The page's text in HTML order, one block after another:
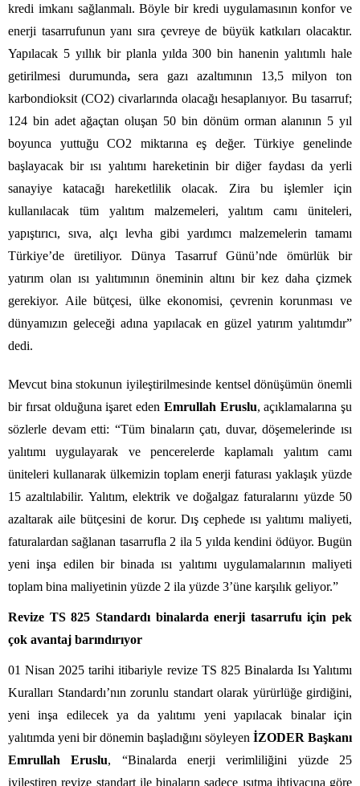
kredi imkanı sağlanmalı. Böyle bir kredi uygulamasının konfor ve
enerji tasarrufunun yanı sıra çevreye de büyük katkıları olacaktır.
Yapılacak 5 yıllık bir planla yılda 300 bin hanenin yalıtımlı hale
getirilmesi durumunda,sera gazı azaltımının 13,5 milyon ton
karbondioksit (CO2) civarlarında olacağı hesaplanıyor. Bu tasarruf;
124 bin adet ağaçtan oluşan 50 bin dönüm orman alanının 5 yıl
boyunca yuttuğu CO2 miktarına eş değer. Türkiye genelinde
başlayacak bir ısı yalıtımı hareketinin bir diğer faydası da yerli
sanayiye katacağı hareketlilik olacak. Zira bu işlemler için
kullanılacak tüm yalıtım malzemeleri, yalıtım camı üniteleri,
yapıştırıcı, sıva, alçı levha gibi yardımcı malzemelerin tamamı
Türkiye’de üretiliyor. Dünya Tasarruf Günü’nde ömürlük bir
yatırım olan ısı yalıtımının öneminin altını bir kez daha çizmek
gerekiyor. Aile bütçesi, ülke ekonomisi, çevrenin korunması ve
dünyamızın geleceği adına yapılacak en güzel yatırım yalıtımdır”
dedi.
Mevcut bina stokunun iyileştirilmesinde kentsel dönüşümün önemli
bir fırsat olduğuna işaret eden Emrullah Eruslu, açıklamalarına şu
sözlerle devam etti: “Tüm binaların çatı, duvar, döşemelerinde ısı
yalıtımı uygulayarak ve pencerelerde kaplamalı yalıtım camı
üniteleri kullanarak ülkemizin toplam enerji faturası yaklaşık yüzde
15 azaltılabilir. Yalıtım, elektrik ve doğalgaz faturalarını yüzde 50
azaltarak aile bütçesini de korur. Dış cephede ısı yalıtımı maliyeti,
faturalardan sağlanan tasarrufla 2 ila 5 yılda kendini ödüyor. Bugün
yeni inşa edilen bir binada ısı yalıtımı uygulamalarının maliyeti
toplam bina maliyetinin yüzde 2 ila yüzde 3’üne karşılık geliyor.”
Revize TS 825 Standardı binalarda enerji tasarrufu için pek
çok avantaj barındırıyor
01 Nisan 2025 tarihi itibariyle revize TS 825 Binalarda Isı Yalıtımı
Kuralları Standardı’nın zorunlu standart olarak yürürlüğe girdiğini,
yeni inşa edilecek ya da yalıtımı yeni yapılacak binalar için
yalıtımda yeni bir dönemin başladığını söyleyen İZODER Başkanı
Emrullah Eruslu, “Binalarda enerji verimliliğini yüzde 25
iyileştiren revize standart ile binaların sadece ısıtma ihtiyacına göre